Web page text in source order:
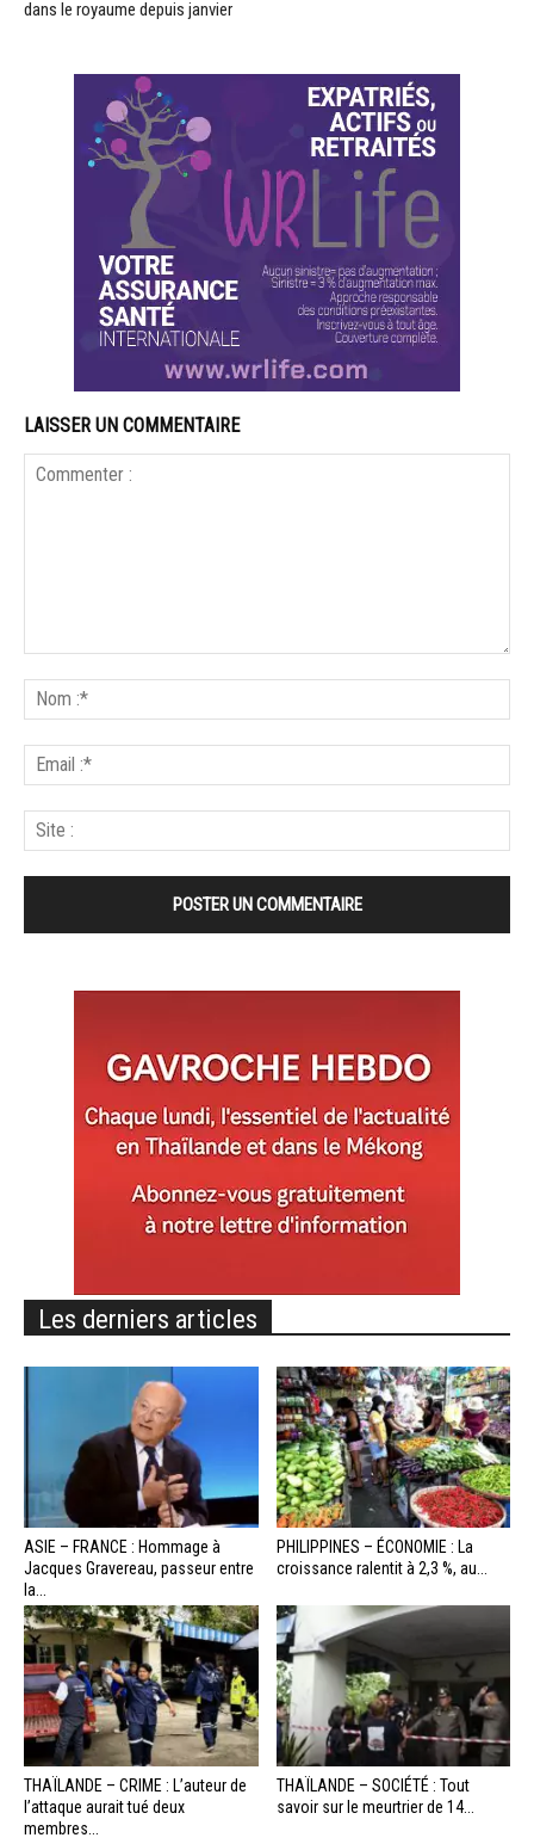
dans le royaume depuis janvier
LAISSER UN COMMENTAIRE
Les derniers articles
ASIE – FRANCE : Hommage à
Jacques Gravereau, passeur entre
la...
PHILIPPINES – ÉCONOMIE : La
croissance ralentit à 2,3 %, au...
THAÏLANDE – CRIME : L’auteur de
l’attaque aurait tué deux
membres...
THAÏLANDE – SOCIÉTÉ : Tout
savoir sur le meurtrier de 14...